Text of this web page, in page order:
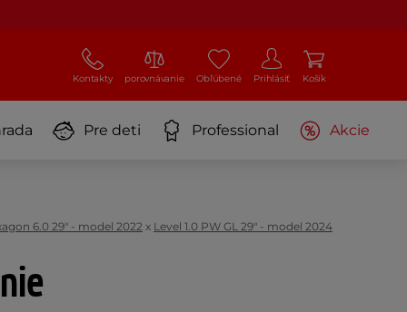
Kontakty porovnávanie Obľúbené Prihlásiť Košík
Pre deti Professional Akcie
6.0 29" - model 2022 x Level 1.0 PW GL 29" - model 2024